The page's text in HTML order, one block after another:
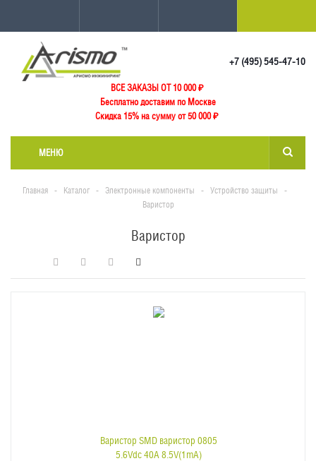
+7 (495) 545-47-10
ВСЕ ЗАКАЗЫ ОТ 10 000₽
Бесплатно доставим по Москве
Скидка 15% на сумму от 50 000 ₽
МЕНЮ
Главная - Каталог - Электронные компоненты - Устройство защиты
-
Варистор
Варистор
Варистор SMD варистор 0805
5.6Vdc 40A 8.5V(1mA)